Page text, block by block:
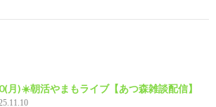
月)☀️朝活やまもライブ【あつ森雑談配信】